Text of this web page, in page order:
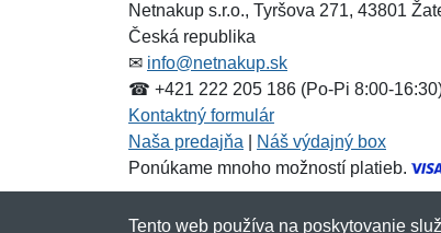
Správa*
Správa*
Netnakup s.r.o., Tyršova 271, 43801
Česká republika
✉ info@netnakup.sk
☎ +421 222 205 186 (Po-Pi 8:00-
Kontaktný formulár
Naša predajňa
Náš výdajný box
Ponúkame mnoho možností platieb.
Tento web používa na poskytovanie